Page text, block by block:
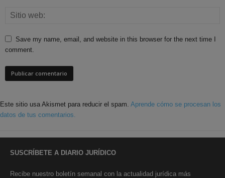
Save my name, email, and website in this browser for the next time I
comment.
Este sitio usa Akismet para reducir el spam. Aprende cómo se procesan los
datos de tus comentarios.
SUSCRÍBETE A DIARIO JURÍDICO
Recibe nuestro boletín semanal con la actualidad jurídica más